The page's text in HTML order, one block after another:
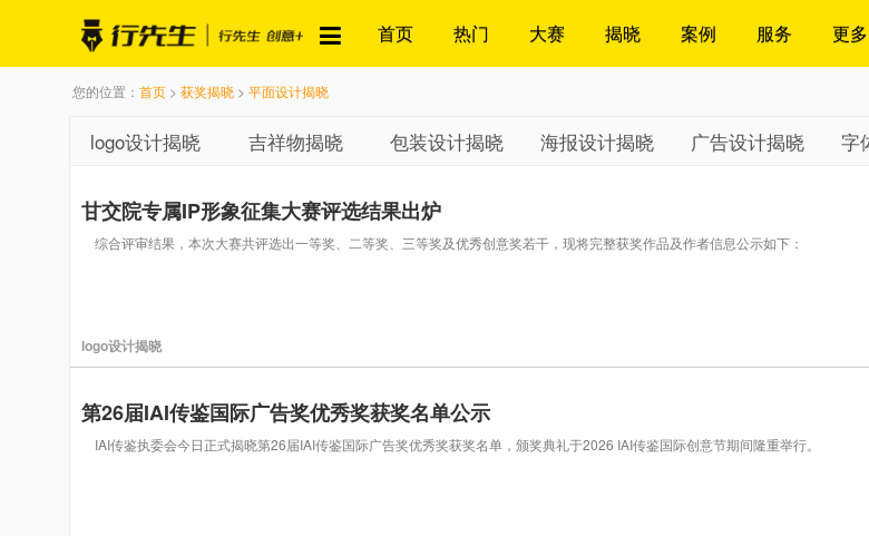
首页 热门 大赛 揭晓 案例 服务 更多
您的位置： 首页 > 获奖揭晓 > 平面设计揭晓
logo设计揭晓 吉祥物揭晓 包装设计揭晓 海报设计揭晓 广告设计揭晓 字
甘交院专属IP形象征集大赛评选结果出炉
综合评审结果，本次大赛共评选出一等奖、二等奖、三等奖及优秀创意奖若干，现将完整获奖作品及作者信息公示如下：
logo设计揭晓
第26届IAI传鉴国际广告奖优秀奖获奖名单公示
IAI传鉴执委会今日正式揭晓第26届IAI传鉴国际广告奖优秀奖获奖名单，颁奖典礼于2026 IAI传鉴国际创意节期间隆重举行。